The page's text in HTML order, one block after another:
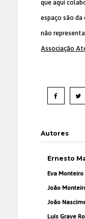
que aqui
espaço são da
não
Associação
Autores
Ernesto
Eva Monteiro
João
João
Luís Grave